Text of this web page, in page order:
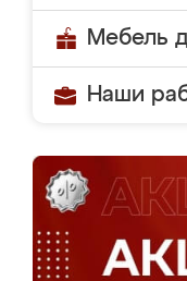
Мебель
Наши